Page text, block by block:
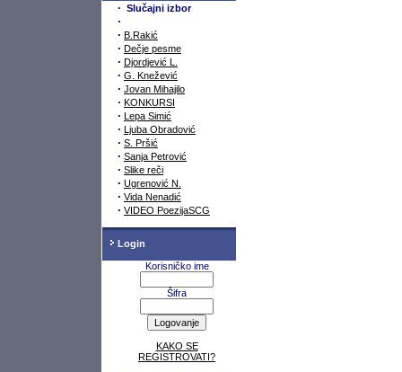
· Slučajni izbor
·
· B.Rakić
· Dečje pesme
· Djordjević L.
· G. Knežević
· Jovan Mihajilo
· KONKURSI
· Lepa Simić
· Ljuba Obradović
· S. Pršić
· Sanja Petrović
· Slike reči
· Ugrenović N.
· Vida Nenadić
· VIDEO PoezijaSCG
Login
Korisničko ime
Šifra
KAKO SE
REGISTROVATI?